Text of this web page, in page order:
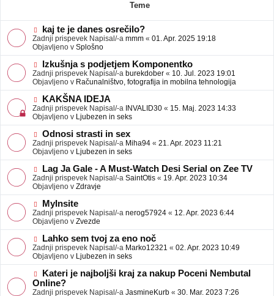
Teme
N
o
v
e
o
b
j
a
v
e
kaj te je danes osrečilo?
Zadnji prispevek Napisal/-a mmm « 01. Apr. 2025 19:18
Objavljeno v Splošno
N
o
v
e
o
b
j
a
v
e
Izkušnja s podjetjem Komponentko
Zadnji prispevek Napisal/-a burekdober « 10. Jul. 2023 19:01
Objavljeno v Računalništvo, fotografija in mobilna tehnologija
N
o
v
e
o
b
j
a
v
e
KAKŠNA IDEJA
Zadnji prispevek Napisal/-a INVALID30 « 15. Maj. 2023 14:33
Objavljeno v Ljubezen in seks
N
o
v
e
o
b
j
a
v
e
Odnosi strasti in sex
Zadnji prispevek Napisal/-a Miha94 « 21. Apr. 2023 11:21
Objavljeno v Ljubezen in seks
N
o
v
e
o
b
j
a
v
e
Lag Ja Gale - A Must-Watch Desi Serial on Zee TV
Zadnji prispevek Napisal/-a SaintOtis « 19. Apr. 2023 10:34
Objavljeno v Zdravje
N
o
v
e
o
b
j
a
v
e
MyInsite
Zadnji prispevek Napisal/-a nerog57924 « 12. Apr. 2023 6:44
Objavljeno v Zvezde
N
o
v
e
o
b
j
Lahko sem tvoj za eno noč
Zadnji prispevek Napisal/-a Marko12321 « 02. Apr. 2023 10:49
Objavljeno v Ljubezen in seks
N
o
v
Kateri je najboljši kraj za nakup Poceni Nembutal
Online?
Zadnji prispevek Napisal/-a JasmineKurb « 30. Mar. 2023 7:26